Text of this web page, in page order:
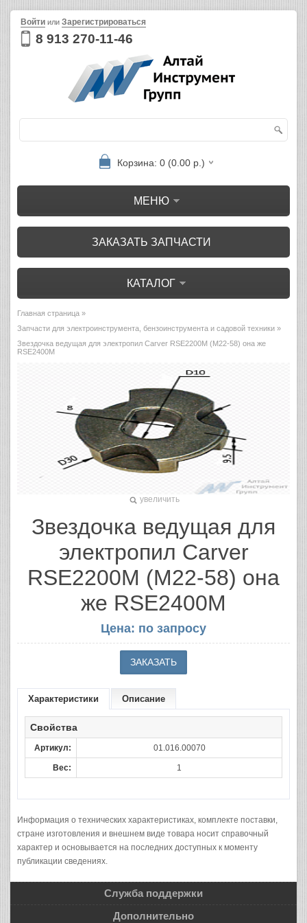
8 913 270-11-46
Войти или Зарегистрироваться
Корзина: 0 (0.00 р.)
МЕНЮ
ЗАКАЗАТЬ ЗАПЧАСТИ
КАТАЛОГ
Главная страница »
Запчасти для электроинструмента, бензоинструмента и садовой техники »
Звездочка ведущая для электропил Carver RSE2200M (M22-58) она же
RSE2400M
увеличить
Звездочка ведущая для
электропил Carver
RSE2200M (M22-58) она
же RSE2400M
Цена: по запросу
Характеристики Описание
Свойства
Артикул: 01.016.00070
Вес: 1
Информация о технических характеристиках, комплекте поставки,
стране изготовления и внешнем виде товара носит справочный
характер и основывается на последних доступных к моменту
публикации сведениях.
Служба поддержки
Дополнительно